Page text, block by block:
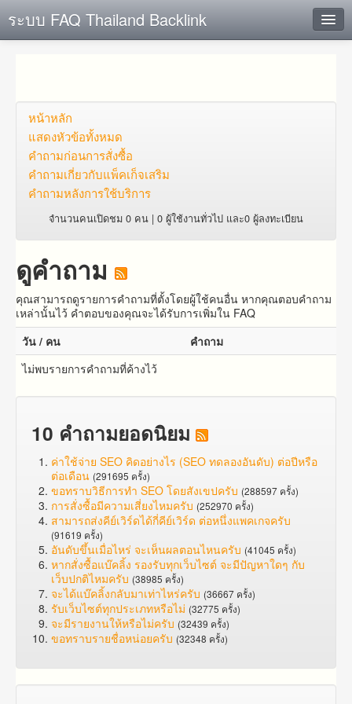
ระบบ FAQ Thailand Backlink
ตั้งคำถาม
ดูคำถาม
คุณต้องการที่จะลงทะเบียนหรือไม่?
หน้าหลัก
แสดงหัวข้อทั้งหมด
คำถาม​ก่อน​การ​สั่งซื้อ​
คำถาม​เกี่ยว​กับ​แพ็คเก็จ​เสริม
คำถามหลังการใช้บริการ
จำนวนคนเปิดชม 0 คน | 0 ผู้ใช้งานทั่วไป และ0 ผู้ลงทะเบียน
ดูคำถาม
คุณสามารถดูรายการคำถามที่ตั้งโดยผู้ใช้คนอื่น หากคุณตอบคำถาม
เหล่านั้นไว้ คำตอบของคุณจะได้รับการเพิ่มใน FAQ
วัน / คน
คำถาม
ไม่พบรายการคำถามที่ค้างไว้
10 คำถามยอดนิยม
ค่าใช้จ่าย SEO คิดอย่างไร (SEO ทดลองอันดับ) ต่อปีหรือ
ต่อเดือน (291695 ครั้ง)
ขอทราบวิธีการทำ SEO โดยสังเขปครับ (288597 ครั้ง)
การสั่งซื้อมีความเสี่ยงไหมครับ (252970 ครั้ง)
สามารถส่งคีย์เวิร์ดได้กี่คีย์เวิร์ด ต่อหนึ่งแพคเกจครับ
(91619 ครั้ง)
อันดับขึ้นเมื่อไหร่ จะเห็นผลตอนไหนครับ (41045 ครั้ง)
หากสั่งซื้อแบ๊คลิ้ง รองรับทุกเว็บไซต์ จะมีปัญหาใดๆ กับ
เว็บปกติไหมครับ (38985 ครั้ง)
จะได้แบ๊คลิ้งกลับมาเท่าไหร่ครับ (36667 ครั้ง)
รับเว็บไซต์ทุกประเภทหรือไม่ (32775 ครั้ง)
จะมีรายงานให้หรือไม่ครับ (32439 ครั้ง)
ขอทราบรายชื่อหน่อยครับ (32348 ครั้ง)